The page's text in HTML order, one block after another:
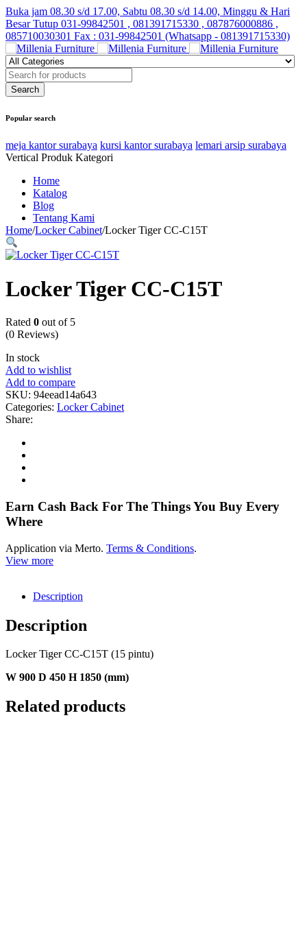
Buka jam 08.30 s/d 17.00, Sabtu 08.30 s/d 14.00, Minggu & Hari
Besar Tutup 031-99842501 , 081391715330 , 087876000886 ,
085710030301 Fax : 031-99842501 (Whatsapp - 081391715330)
Popular search
meja kantor surabaya kursi kantor surabaya lemari arsip surabaya
Vertical Produk Kategori
Home
Katalog
Blog
Tentang Kami
Home/Locker Cabinet/Locker Tiger CC-C15T
Locker Tiger CC-C15T
Rated 0 out of 5
(0 Reviews)
In stock
Add to wishlist
Add to compare
SKU: 94eead14a643
Categories: Locker Cabinet
Share:
Earn Cash Back For The Things You Buy Every
Where
Application via Merto. Terms & Conditions.
View more
Description
Description
Locker Tiger CC-C15T (15 pintu)
W 900 D 450 H 1850 (mm)
Related products